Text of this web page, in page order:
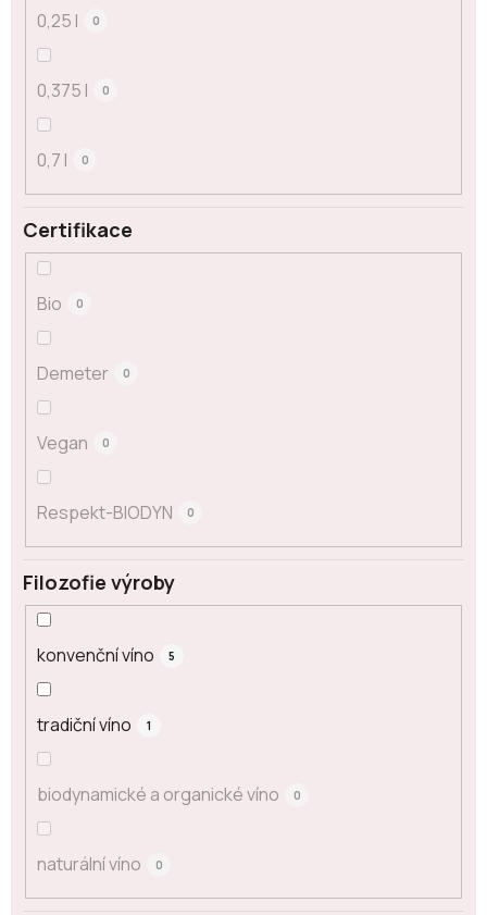
0,25 l 0
0,375 l 0
0,7 l 0
Certifikace
Bio 0
Demeter 0
Vegan 0
Respekt-BIODYN 0
Filozofie výroby
konvenční víno 5
tradiční víno 1
biodynamické a organické víno 0
naturální víno 0